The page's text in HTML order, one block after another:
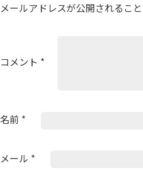
ー
ン
メールアドレスが公開されること
コメント *
名前 *
メール *